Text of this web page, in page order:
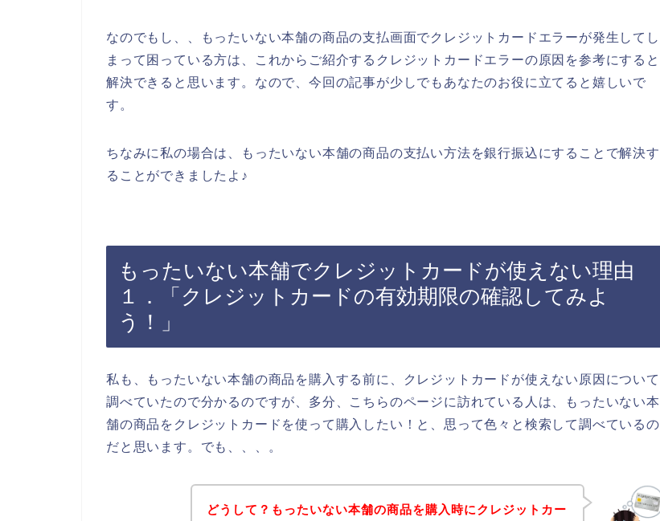
なのでもし、、もったいない本舗の商品の支払画面でクレジットカードエラーが発生してし
まって困っている方は、これからご紹介するクレジットカードエラーの原因を参考にすると
解決できると思います。なので、今回の記事が少しでもあなたのお役に立てると嬉しいで
す。
ちなみに私の場合は、もったいない本舗の商品の支払い方法を銀行振込にすることで解決す
ることができましたよ♪
もったいない本舗でクレジットカードが使えない理由
１．「クレジットカードの有効期限の確認してみよ
う！」
私も、もったいない本舗の商品を購入する前に、クレジットカードが使えない原因について
調べていたので分かるのですが、多分、こちらのページに訪れている人は、もったいない本
舗の商品をクレジットカードを使って購入したい！と、思って色々と検索して調べているの
だと思います。でも、、、。
どうして？もったいない本舗の商品を購入時にクレジットカー